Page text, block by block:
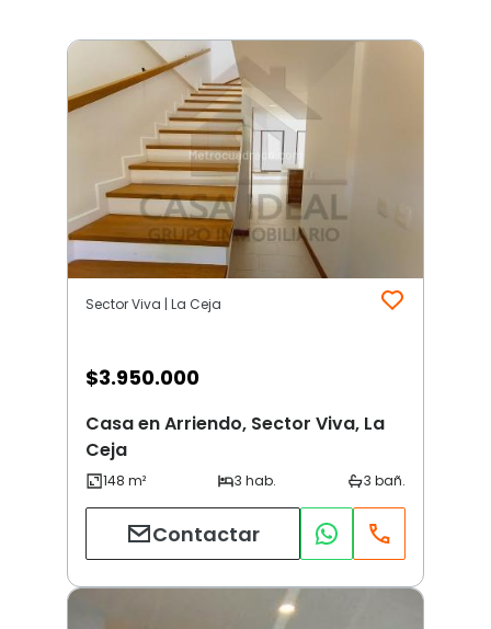
Sector Viva | La Ceja
$3.950.000
Casa en Arriendo, Sector Viva, La
Ceja
Contactar